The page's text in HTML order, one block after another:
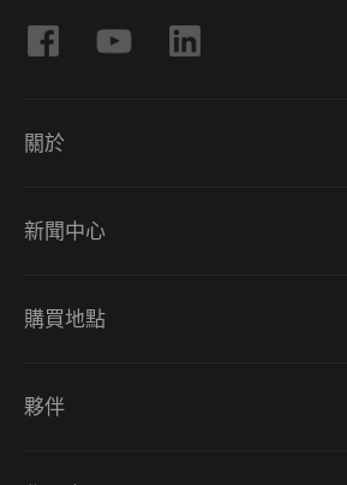
關於
新聞中心
購買地點
夥伴